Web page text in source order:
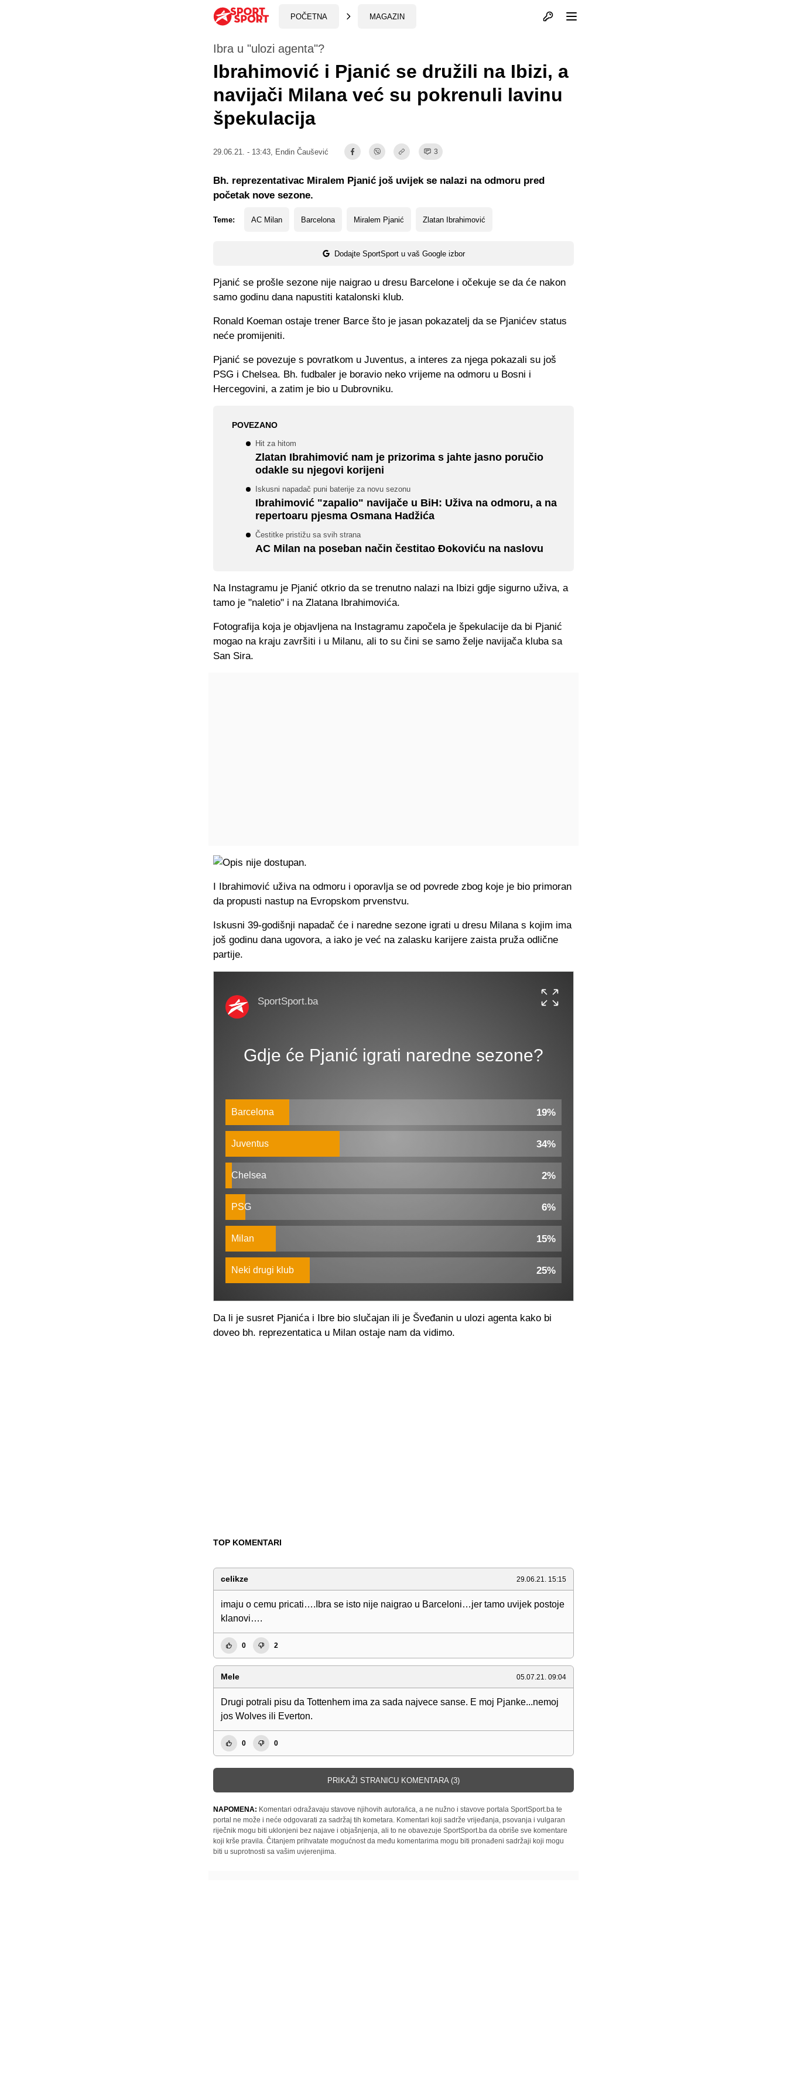
POČETNA MAGAZIN Otvori profil
Ibra u "ulozi agenta"?
Ibrahimović i Pjanić se družili na Ibizi, a
navijači Milana već su pokrenuli lavinu
špekulacija
29.06.21. - 13:43, Endin Čaušević 3
Teme: AC Milan Barcelona Miralem Pjanić Zlatan Ibrahimović
Dodajte SportSport u vaš Google izbor
Bh. reprezentativac Miralem Pjanić još uvijek se nalazi na odmoru pred
početak nove sezone.
Pjanić se prošle sezone nije naigrao u dresu Barcelone i očekuje se da će nakon
samo godinu dana napustiti katalonski klub.
Ronald Koeman ostaje trener Barce što je jasan pokazatelj da se Pjanićev status
neće promijeniti.
Pjanić se povezuje s povratkom u Juventus, a interes za njega pokazali su još
PSG i Chelsea. Bh. fudbaler je boravio neko vrijeme na odmoru u Bosni i
Hercegovini, a zatim je bio u Dubrovniku.
POVEZANO
Hit za hitom
Zlatan Ibrahimović nam je prizorima s jahte jasno poručio
odakle su njegovi korijeni
Iskusni napadač puni baterije za novu sezonu
Ibrahimović "zapalio" navijače u BiH: Uživa na odmoru, a na
repertoaru pjesma Osmana Hadžića
Čestitke pristižu sa svih strana
AC Milan na poseban način čestitao Đokoviću na naslovu
Na Instagramu je Pjanić otkrio da se trenutno nalazi na Ibizi gdje sigurno uživa, a
tamo je "naletio" i na Zlatana Ibrahimovića.
Fotografija koja je objavljena na Instagramu započela je špekulacije da bi Pjanić
mogao na kraju završiti i u Milanu, ali to su čini se samo želje navijača kluba sa
San Sira.
I Ibrahimović uživa na odmoru i oporavlja se od povrede zbog koje je bio primoran
da propusti nastup na Evropskom prvenstvu.
Iskusni 39-godišnji napadač će i naredne sezone igrati u dresu Milana s kojim ima
još godinu dana ugovora, a iako je već na zalasku karijere zaista pruža odlične
partije.
SportSport.ba
Gdje će Pjanić igrati naredne sezone?
Barcelona 19%
Juventus 34%
Chelsea 2%
PSG 6%
Milan 15%
Neki drugi klub 25%
Da li je susret Pjanića i Ibre bio slučajan ili je Šveđanin u ulozi agenta kako bi
doveo bh. reprezentatica u Milan ostaje nam da vidimo.
TOP KOMENTARI
celikze 29.06.21. 15:15
imaju o cemu pricati….Ibra se isto nije naigrao u Barceloni…jer tamo uvijek postoje
klanovi….
0 2
Mele 05.07.21. 09:04
Drugi potrali pisu da Tottenhem ima za sada najvece sanse. E moj Pjanke...nemoj
jos Wolves ili Everton.
0 0
PRIKAŽI STRANICU KOMENTARA (3)
NAPOMENA: Komentari odražavaju stavove njihovih autora/ica, a ne nužno i stavove portala SportSport.ba te
portal ne može i neće odgovarati za sadržaj tih kometara. Komentari koji sadrže vrijeđanja, psovanja i vulgaran
riječnik mogu biti uklonjeni bez najave i objašnjenja, ali to ne obavezuje SportSport.ba da obriše sve komentare
koji krše pravila. Čitanjem prihvatate mogućnost da među komentarima mogu biti pronađeni sadržaji koji mogu
biti u suprotnosti sa vašim uvjerenjima.